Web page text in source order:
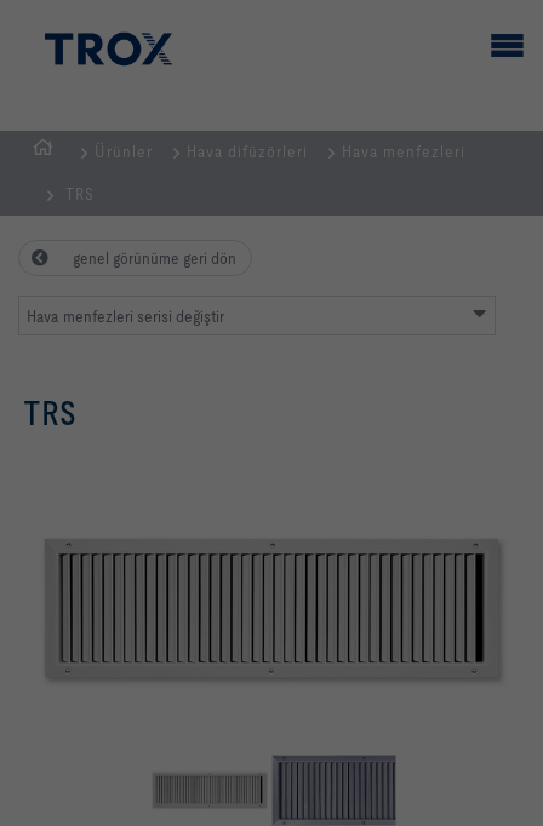
SAYFASI
Ürünler Hava difüzörleri Hava menfezleri
TRS
genel görünüme geri dön
Hava menfezleri serisi değiştir
TRS